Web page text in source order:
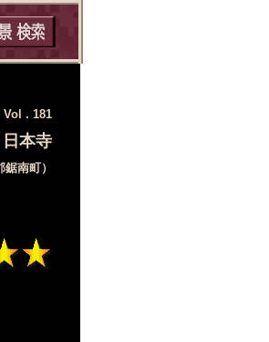
Vol . 181
日本寺
鋸南町）